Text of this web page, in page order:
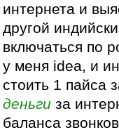
интернета и
другой
включаться по
у меня idea, и
стоить 1 пайса
деньги за
баланса